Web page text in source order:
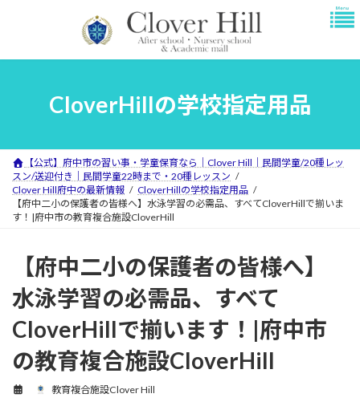
プ
動
CloverHillの学校指定用品
【公式】府中市の習い事・学童保育なら｜Clover Hill｜民間学童/20種レッ
スン/送迎付き｜民間学童22時まで・20種レッスン
Clover Hill府中の最新情報
CloverHillの学校指定用品
【府中二小の保護者の皆様へ】水泳学習の必需品、すべてCloverHillで揃いま
す！|府中市の教育複合施設CloverHill
【府中二小の保護者の皆様へ】
水泳学習の必需品、すべて
CloverHillで揃います！|府中市
の教育複合施設CloverHill
教育複合施設Clover Hill